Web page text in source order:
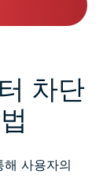
차단
사용자의